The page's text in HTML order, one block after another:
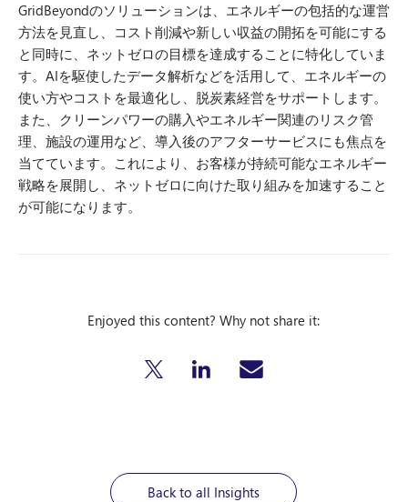
GridBeyondのソリューションは、エネルギーの包括的な運営
方法を見直し、コスト削減や新しい収益の開拓を可能にする
と同時に、ネットゼロの目標を達成することに特化していま
す。AIを駆使したデータ解析などを活用して、エネルギーの
使い方やコストを最適化し、脱炭素経営をサポートします。
また、クリーンパワーの購入やエネルギー関連のリスク管
理、施設の運用など、導入後のアフターサービスにも焦点を
当てています。これにより、お客様が持続可能なエネルギー
戦略を展開し、ネットゼロに向けた取り組みを加速すること
が可能になります。
Enjoyed this content? Why not share it:
Back to all Insights